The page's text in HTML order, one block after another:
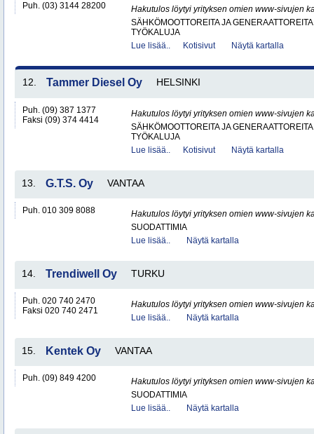
Puh. (03) 3144 28200
Hakutulos löytyi yrityksen omien www-sivujen
SÄHKÖMOOTTOREITA JA GENERAATTOREITA
TYÖKALUJA
Lue lisää..
Kotisivut Näytä kartalla
12. Tammer Diesel Oy HELSINKI
Puh. (09) 387 1377
Faksi (09) 374 4414
Hakutulos löytyi yrityksen omien www-sivujen
SÄHKÖMOOTTOREITA JA GENERAATTOREITA
TYÖKALUJA
Lue lisää..
Kotisivut Näytä kartalla
13. G.T.S. Oy VANTAA
Puh. 010 309 8088
Hakutulos löytyi yrityksen omien www-sivujen
SUODATTIMIA
Lue lisää..
Näytä kartalla
14. Trendiwell Oy TURKU
Puh. 020 740 2470
Faksi 020 740 2471
Hakutulos löytyi yrityksen omien www-sivujen
Lue lisää..
Näytä kartalla
15. Kentek Oy VANTAA
Puh. (09) 849 4200
Hakutulos löytyi yrityksen omien www-sivujen
SUODATTIMIA
Lue lisää..
Näytä kartalla